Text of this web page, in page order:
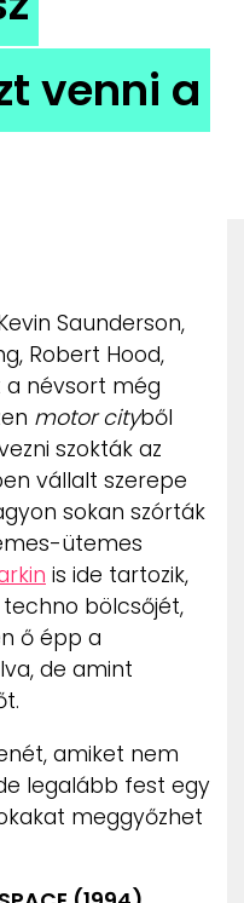
venni a
Saunderson,
Robert Hood,
a névsort még
motor cityből
szokták az
vállalt szerepe
sokan szórták
ütemes
is ide tartozik,
bölcsőjét,
ő épp a
de amint
amiket nem
legalább fest egy
meggyőzhet